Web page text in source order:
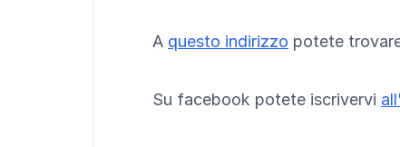
A questo indirizzo potete
Su facebook potete iscrivervi